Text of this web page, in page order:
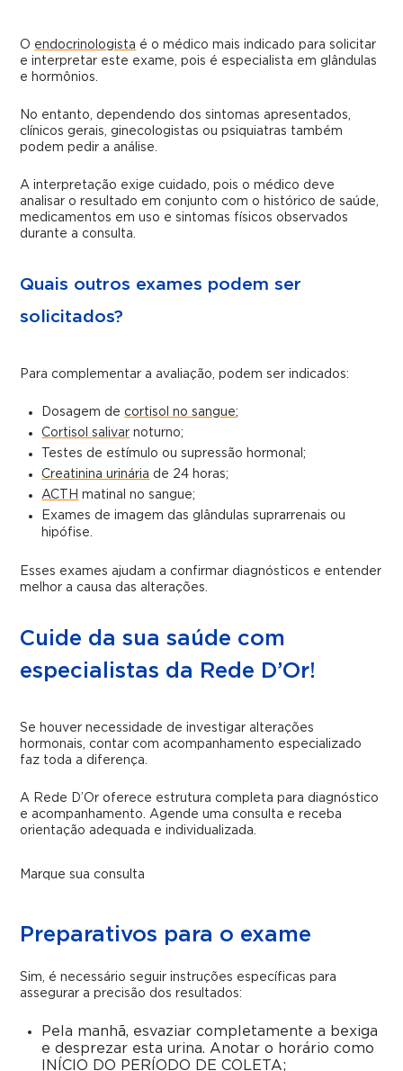
O endocrinologista é o médico mais indicado para solicitar
e interpretar este exame, pois é especialista em glândulas
e hormônios.
No entanto, dependendo dos sintomas apresentados,
clínicos gerais, ginecologistas ou psiquiatras também
podem pedir a análise.
A interpretação exige cuidado, pois o médico deve
analisar o resultado em conjunto com o histórico de saúde,
medicamentos em uso e sintomas físicos observados
durante a consulta.
Quais outros exames podem ser
solicitados?
Para complementar a avaliação, podem ser indicados:
Dosagem de cortisol no sangue;
Cortisol salivar noturno;
Testes de estímulo ou supressão hormonal;
Creatinina urinária de 24 horas;
ACTH matinal no sangue;
Exames de imagem das glândulas suprarrenais ou
hipófise.
Esses exames ajudam a confirmar diagnósticos e entender
melhor a causa das alterações.
Cuide da sua saúde com
especialistas da Rede D’Or!
Se houver necessidade de investigar alterações
hormonais, contar com acompanhamento especializado
faz toda a diferença.
A Rede D’Or oferece estrutura completa para diagnóstico
e acompanhamento. Agende uma consulta e receba
orientação adequada e individualizada.
Marque sua consulta
Preparativos para o exame
Sim, é necessário seguir instruções específicas para
assegurar a precisão dos resultados:
Pela manhã, esvaziar completamente a bexiga
e desprezar esta urina. Anotar o horário como
INÍCIO DO PERÍODO DE COLETA;